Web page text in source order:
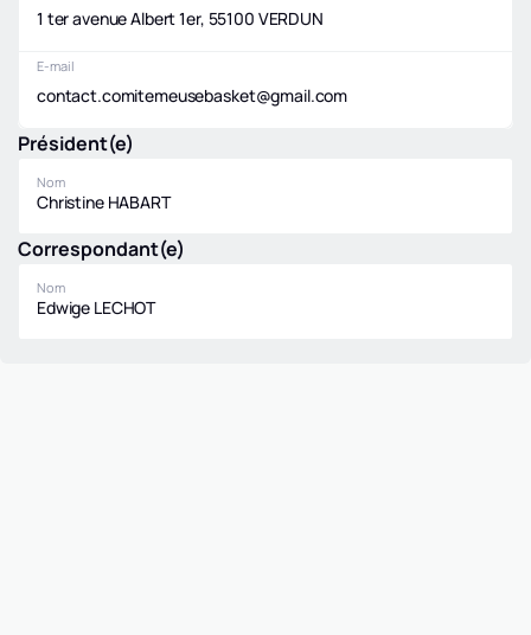
1 ter avenue Albert 1er, 55100 VERDUN
E-mail
contact.comitemeusebasket@gmail.com
Président(e)
Nom
Christine HABART
Correspondant(e)
Nom
Edwige LECHOT